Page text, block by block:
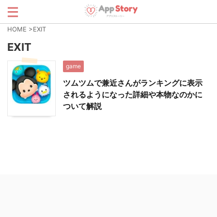
HOME >EXIT
EXIT
game
ツムツムで兼近さんがランキングに表示
されるようになった詳細や本物なのかに
ついて解説